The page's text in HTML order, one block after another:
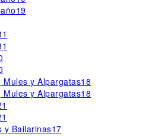
19
Mules y Alpargatas18
Mules y Alpargatas18
y Bailarinas17